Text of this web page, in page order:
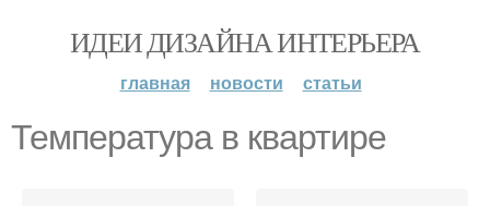
ИДЕИ ДИЗАЙНА ИНТЕРЬЕРА
главная новости статьи
Температура в квартире